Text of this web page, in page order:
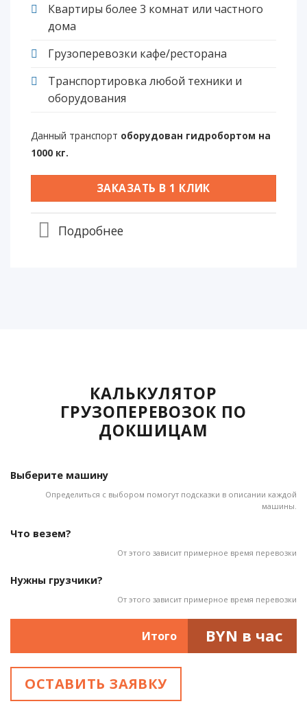
Квартиры более 3 комнат или частного
дома
Грузоперевозки кафе/ресторана
Транспортировка любой техники и
оборудования
Данный транспорт оборудован гидробортом на
1000 кг.
ЗАКАЗАТЬ В 1 КЛИК
Подробнее
КАЛЬКУЛЯТОР
ГРУЗОПЕРЕВОЗОК ПО
ДОКШИЦАМ
Выберите машину
Определиться с выбором помогут подсказки в описании каждой
машины.
Что везем?
От этого зависит примерное время перевозки
Нужны грузчики?
От этого зависит примерное время перевозки
Итого BYN в час
ОСТАВИТЬ ЗАЯВКУ